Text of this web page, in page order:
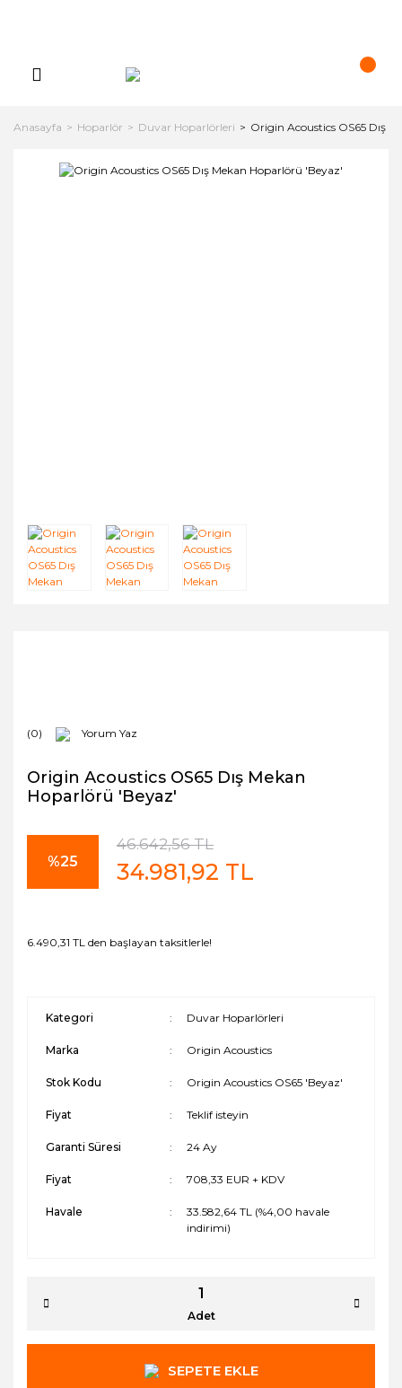
Anasayfa Hoparlör Duvar Hoparlörleri Origin Acoustics OS65 Dış
(0) Yorum Yaz
Origin Acoustics OS65 Dış Mekan
Hoparlörü 'Beyaz'
%25
46.642,56 TL
34.981,92 TL
6.490,31 TL den başlayan taksitlerle!
Kategori Duvar Hoparlörleri
Marka Origin Acoustics
Stok Kodu Origin Acoustics OS65 'Beyaz'
Fiyat Teklif isteyin
Garanti Süresi 24 Ay
Fiyat 708,33 EUR + KDV
Havale
33.582,64 TL (%4,00 havale
indirimi)
Adet
SEPETE EKLE